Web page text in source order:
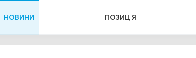
НОВИНИ ПОЗИЦІЯ